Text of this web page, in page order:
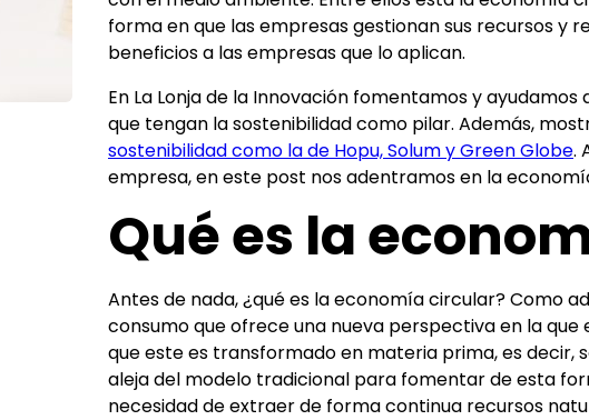
forma en que las empresas gestionan sus recursos y
beneficios a las empresas que lo aplican.
En La Lonja de la Innovación fomentamos y ayudamos
que tengan la sostenibilidad como pilar. Además,
sostenibilidad como la de Hopu, Solum y Green Globe.
empresa, en este post nos adentramos en la
Qué es la
Antes de nada, ¿qué es la economía circular? Como
consumo que ofrece una nueva perspectiva en la
que este es transformado en materia prima, es decir,
aleja del modelo tradicional para fomentar de esta
necesidad de extraer de forma continua recursos